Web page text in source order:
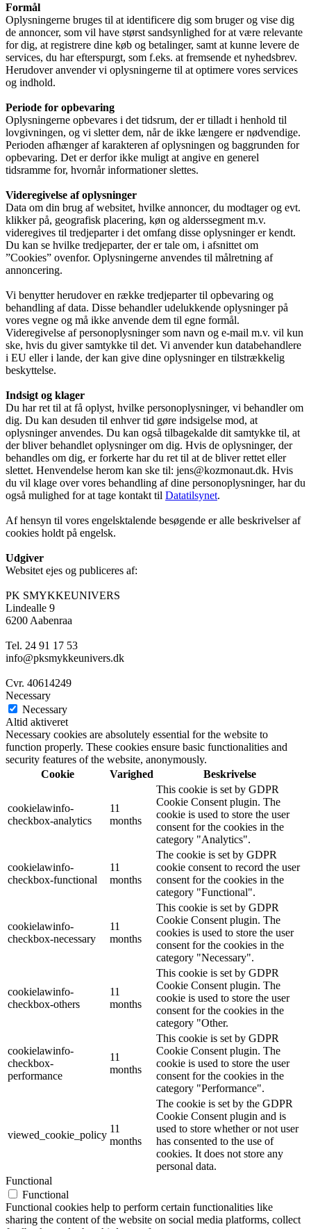
Formål
Oplysningerne bruges til at identificere dig som bruger og vise dig
de annoncer, som vil have størst sandsynlighed for at være relevante
for dig, at registrere dine køb og betalinger, samt at kunne levere de
services, du har efterspurgt, som f.eks. at fremsende et nyhedsbrev.
Herudover anvender vi oplysningerne til at optimere vores services
og indhold.
Periode for opbevaring
Oplysningerne opbevares i det tidsrum, der er tilladt i henhold til
lovgivningen, og vi sletter dem, når de ikke længere er nødvendige.
Perioden afhænger af karakteren af oplysningen og baggrunden for
opbevaring. Det er derfor ikke muligt at angive en generel
tidsramme for, hvornår informationer slettes.
Videregivelse af oplysninger
Data om din brug af websitet, hvilke annoncer, du modtager og evt.
klikker på, geografisk placering, køn og alderssegment m.v.
videregives til tredjeparter i det omfang disse oplysninger er kendt.
Du kan se hvilke tredjeparter, der er tale om, i afsnittet om
”Cookies” ovenfor. Oplysningerne anvendes til målretning af
annoncering.
Vi benytter herudover en række tredjeparter til opbevaring og
behandling af data. Disse behandler udelukkende oplysninger på
vores vegne og må ikke anvende dem til egne formål.
Videregivelse af personoplysninger som navn og e-mail m.v. vil kun
ske, hvis du giver samtykke til det. Vi anvender kun databehandlere
i EU eller i lande, der kan give dine oplysninger en tilstrækkelig
beskyttelse.
Indsigt og klager
Du har ret til at få oplyst, hvilke personoplysninger, vi behandler om
dig. Du kan desuden til enhver tid gøre indsigelse mod, at
oplysninger anvendes. Du kan også tilbagekalde dit samtykke til, at
der bliver behandlet oplysninger om dig. Hvis de oplysninger, der
behandles om dig, er forkerte har du ret til at de bliver rettet eller
slettet. Henvendelse herom kan ske til: jens@kozmonaut.dk. Hvis
du vil klage over vores behandling af dine personoplysninger, har du
også mulighed for at tage kontakt til Datatilsynet.
Af hensyn til vores engelsktalende besøgende er alle beskrivelser af
cookies holdt på engelsk.
Udgiver
Websitet ejes og publiceres af:
PK SMYKKEUNIVERS
Lindealle 9
6200 Aabenraa
Tel. 24 91 17 53
info@pksmykkeunivers.dk
Cvr. 40614249
Necessary
Necessary
Altid aktiveret
Necessary cookies are absolutely essential for the website to
function properly. These cookies ensure basic functionalities and
security features of the website, anonymously.
Cookie
Varighed Beskrivelse
cookielawinfo-
checkbox-analytics
11
months
This cookie is set by GDPR
Cookie Consent plugin. The
cookie is used to store the user
consent for the cookies in the
category "Analytics".
cookielawinfo-
checkbox-functional
11
months
The cookie is set by GDPR
cookie consent to record the user
consent for the cookies in the
category "Functional".
cookielawinfo-
checkbox-necessary
11
months
This cookie is set by GDPR
Cookie Consent plugin. The
cookies is used to store the user
consent for the cookies in the
category "Necessary".
cookielawinfo-
checkbox-others
11
months
This cookie is set by GDPR
Cookie Consent plugin. The
cookie is used to store the user
consent for the cookies in the
category "Other.
cookielawinfo-
checkbox-
performance
11
months
This cookie is set by GDPR
Cookie Consent plugin. The
cookie is used to store the user
consent for the cookies in the
category "Performance".
viewed_cookie_policy
11
months
The cookie is set by the GDPR
Cookie Consent plugin and is
used to store whether or not user
has consented to the use of
cookies. It does not store any
personal data.
Functional
Functional
Functional cookies help to perform certain functionalities like
sharing the content of the website on social media platforms, collect